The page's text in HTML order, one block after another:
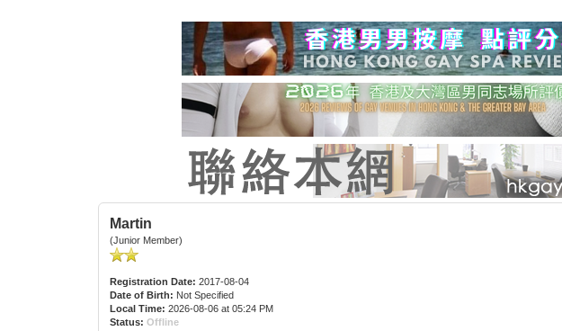
Martin
(Junior Member)
Registration Date: 2017-08-04
Date of Birth: Not Specified
Local Time: 2026-08-06 at 05:24 PM
Status: Offline